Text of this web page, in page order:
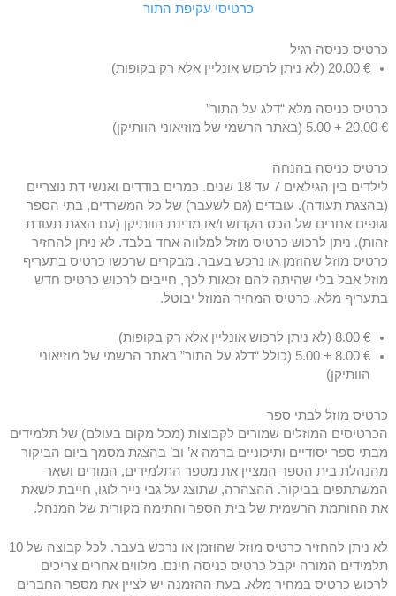
כרטיסי עקיפת התור
כרטיס כניסה רגיל
€ 20.00 (לא ניתן לרכוש אונליין אלא רק בקופות)
כרטיס כניסה מלא “דלג על התור”
€ 20.00 + 5.00 (באתר הרשמי של מוזיאוני הוותיקן)
כרטיס כניסה בהנחה
לילדים בין הגילאים 7 עד 18 שנים. כמרים בודדים ואנשי דת נוצריים
(בהצגת תעודה). עובדים (גם לשעבר) של כל המשרדים, בתי הספר
וגופים אחרים של הכס הקדוש ו/או מדינת הוותיקן (עם הצגת תעודת
זהות). ניתן לרכוש כרטיס מוזל למלווה אחד בלבד. לא ניתן להחזיר
כרטיס מוזל שהוזמן או נרכש בעבר. מבקרים שרכשו כרטיס בתעריף
מוזל אבל בלי שהיתה להם זכאות לכך, חייבים לרכוש כרטיס חדש
בתעריף מלא. כרטיס המחיר המוזל יבוטל.
€ 8.00 (לא ניתן לרכוש אונליין אלא רק בקופות)
€ 8.00 + 5.00 (כולל “דלג על התור” באתר הרשמי של מוזיאוני
הוותיקן)
כרטיס מוזל לבתי ספר
הכרטיסים המוזלים שמורים לקבוצות (מכל מקום בעולם) של תלמידים
מבתי ספר יסודיים ותיכוניים ברמה א’ וב’ בהצגת מסמך ביום הביקור
מהנהלת בית הספר המציין את מספר התלמידים, המורים ושאר
המשתתפים בביקור. ההצהרה, שתוצג על גבי נייר לוגו, חייבת לשאת
את החותמת הרשמית של בית הספר וחתימה מקורית של המנהל.
לא ניתן להחזיר כרטיס מוזל שהוזמן או נרכש בעבר. לכל קבוצה של 10
תלמידים המורה יקבל כרטיס כניסה חינם. מלווים אחרים צריכים
לרכוש כרטיס במחיר מלא. בעת ההזמנה יש לציין את מספר החברים